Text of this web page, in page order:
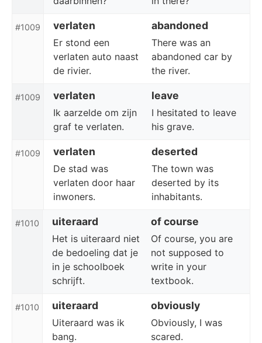
#1009 verlaten abandoned
Er stond een
verlaten auto naast
de rivier.
There was an
abandoned car by
the river.
#1009 verlaten leave
Ik aarzelde om zijn
graf te verlaten.
I hesitated to leave
his grave.
#1009 verlaten deserted
De stad was
verlaten door haar
inwoners.
The town was
deserted by its
inhabitants.
#1010 uiteraard of course
Het is uiteraard niet
de bedoeling dat je
in je schoolboek
schrijft.
Of course, you are
not supposed to
write in your
textbook.
#1010 uiteraard obviously
Uiteraard was ik
bang.
Obviously, I was
scared.